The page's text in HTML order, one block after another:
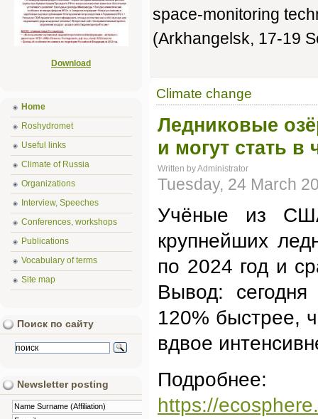
space-monitoring
(Аrkhangelsk, 17-19
Climate change
Ледниковые
и могут стать
Written by Administrator
Tuesday, 24 March
Учёные из
крупнейших
по 2024 год и
Вывод:
120% быстрее,
вдвое
Подробнее:
https://
Download
Home
Roshydromet
Useful links
Climate of Russia
Organizations
Interview, Speeches
Conferences, workshops
Publications
Vocabulary of terms
Site map
Поиск по сайту
Newsletter posting